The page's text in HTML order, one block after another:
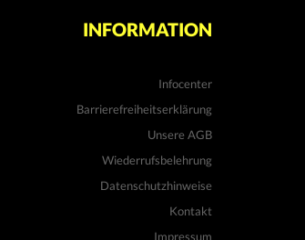
INFORMATION
Infocenter
Barrierefreiheitserklärung
Unsere AGB
Wiederrufsbelehrung
Datenschutzhinweise
Kontakt
Impressum